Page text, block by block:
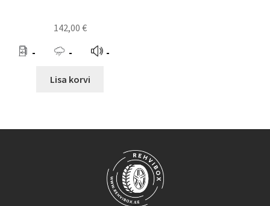
142,00 €
- - -
Lisa korvi